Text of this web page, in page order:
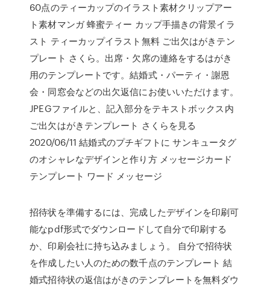
60点のティーカップのイラスト素材クリップアー
ト素材マンガ 蜂蜜ティー カップ手描きの背景イラ
スト ティーカップイラスト無料 ご出欠はがきテン
プレート さくら。出席・欠席の連絡をするはがき
用のテンプレートです。結婚式・パーティ・謝恩
会・同窓会などの出欠返信にお使いいただけます。
JPEGファイルと、記入部分をテキストボックス内
ご出欠はがきテンプレート さくらを見る
2020/06/11 結婚式のプチギフトに サンキュータグ
のオシャレなデザインと作り方 メッセージカード
テンプレート ワード メッセージ
招待状を準備するには、完成したデザインを印刷可
能なpdf形式でダウンロードして自分で印刷する
か、印刷会社に持ち込みましょう。 自分で招待状
を作成したい人のための数千点のテンプレート 結
婚式招待状の返信はがきのテンプレートを無料ダウ